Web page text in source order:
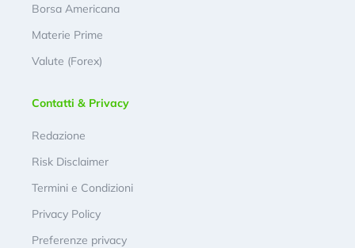
Borsa Americana
Materie Prime
Valute (Forex)
Contatti & Privacy
Redazione
Risk Disclaimer
Termini e Condizioni
Privacy Policy
Preferenze privacy